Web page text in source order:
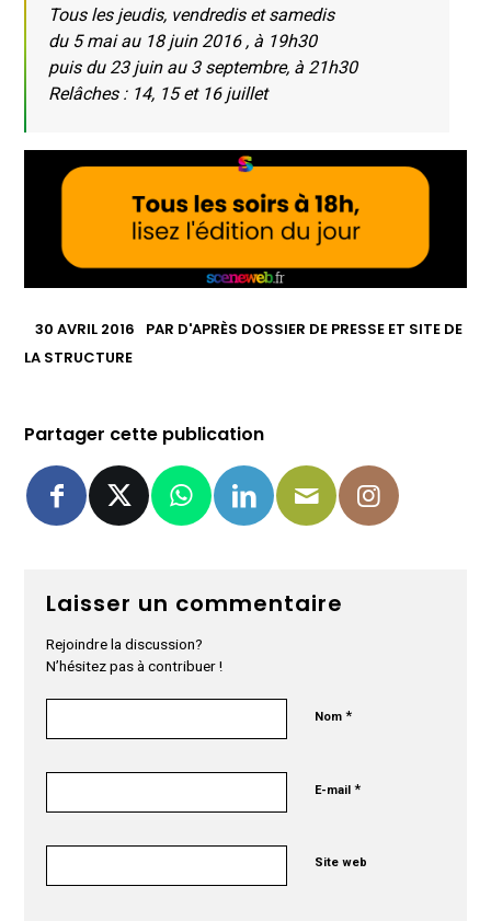
Tous les jeudis, vendredis et samedis
du 5 mai au 18 juin 2016 , à 19h30
puis du 23 juin au 3 septembre, à 21h30
Relâches : 14, 15 et 16 juillet
30 AVRIL 2016 PAR D'APRÈS DOSSIER DE PRESSE ET SITE DE
LA STRUCTURE
Partager cette publication
Laisser un commentaire
Rejoindre la discussion?
N’hésitez pas à contribuer !
Nom*
E-mail*
Site web